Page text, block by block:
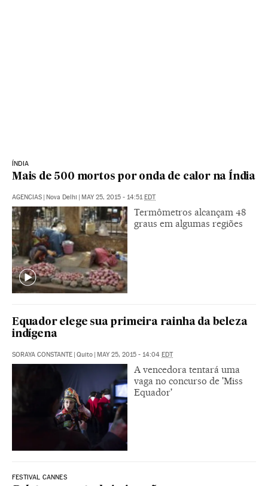
ÍNDIA
Mais de 500 mortos por onda de calor na Índia
AGENCIAS | Nova Delhi | MAY 25, 2015 - 14:51EDT
Termômetros alcançam 48
graus em algumas regiões
Equador elege sua primeira rainha da beleza
indígena
SORAYA CONSTANTE | Quito | MAY 25, 2015 - 14:04 EDT
A vencedora tentará uma
vaga no concurso de 'Miss
Equador'
FESTIVAL CANNES